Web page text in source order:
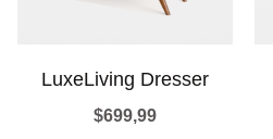
LuxeLiving Dresser
$699,99